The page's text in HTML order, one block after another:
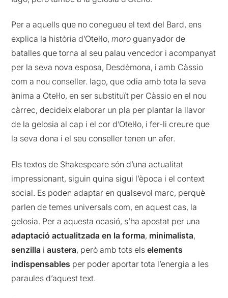
Per a aquells que no conegueu el text del Bard, ens
explica la història d’Otel·lo,moro guanyador de
batalles que torna al seu palau vencedor i acompanyat
per la seva nova esposa, Desdèmona, i amb Càssio
com a nou conseller. Iago, que odia amb tota la seva
ànima a Otel·lo, en ser substituït per Càssio en el nou
càrrec, decideix elaborar un pla per plantar la llavor
de la gelosia al cap i el cor d’Otel·lo, i fer-li creure que
la seva dona i el seu conseller tenen un afer.
Els textos de Shakespeare són d’una actualitat
impressionant, siguin quina sigui l’època i el context
social. Es poden adaptar en qualsevol marc, perquè
parlen de temes universals com, en aquest cas, la
gelosia. Per a aquesta ocasió, s’ha apostat per una
adaptació actualitzada en la forma, minimalista,
senzilla iaustera, però amb tots elselements
indispensables per poder aportar tota l’energia a les
paraules d’aquest text.